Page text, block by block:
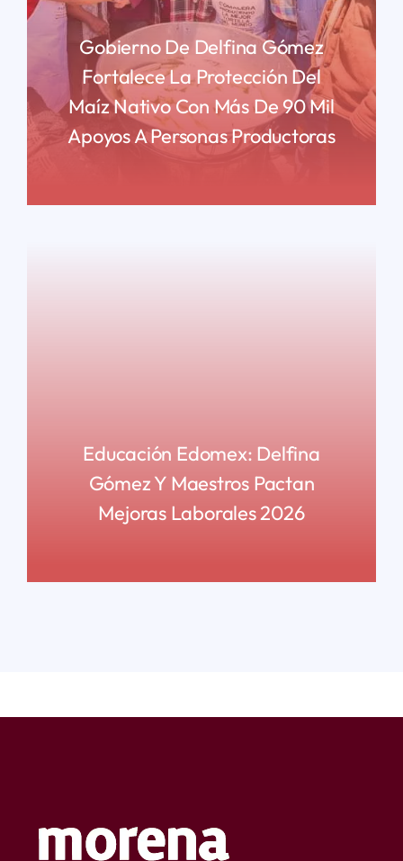
Gobierno De Delfina Gómez
Fortalece La Protección Del
Maíz Nativo Con Más De 90 Mil
Apoyos A Personas Productoras
Educación Edomex: Delfina
Gómez Y Maestros Pactan
Mejoras Laborales 2026